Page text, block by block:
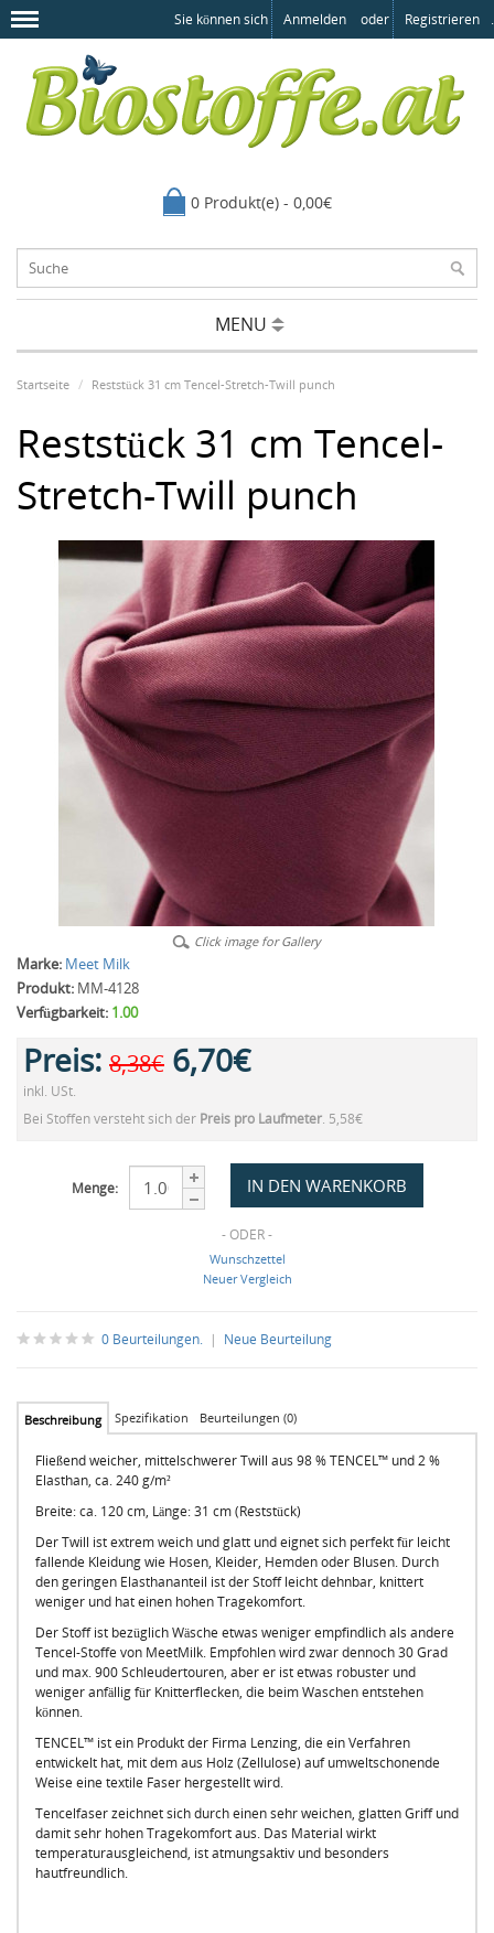
Sie können sich Anmelden oder Registrieren .
0 Produkt(e) - 0,00€
MENU
Startseite Reststück 31 cm Tencel-Stretch-Twill punch
Reststück 31 cm Tencel-
Stretch-Twill punch
Click image for Gallery
Marke: Meet Milk
Produkt: MM-4128
Verfügbarkeit: 1.00
Preis: 8,38€ 6,70€
inkl. USt.
Bei Stoffen versteht sich der Preis pro Laufmeter. 5,58€
Menge:
- ODER -
Wunschzettel
Neuer Vergleich
0 Beurteilungen. | Neue Beurteilung
Beschreibung Spezifikation Beurteilungen (0)
Fließend weicher, mittelschwerer Twill aus 98 % TENCEL™ und 2 %
Elasthan, ca. 240 g/m²
Breite: ca. 120 cm, Länge: 31 cm (Reststück)
Der Twill ist extrem weich und glatt und eignet sich perfekt für leicht
fallende Kleidung wie Hosen, Kleider, Hemden oder Blusen. Durch
den geringen Elasthananteil ist der Stoff leicht dehnbar, knittert
weniger und hat einen hohen Tragekomfort.
Der Stoff ist bezüglich Wäsche etwas weniger empfindlich als andere
Tencel-Stoffe von MeetMilk. Empfohlen wird zwar dennoch 30 Grad
und max. 900 Schleudertouren, aber er ist etwas robuster und
weniger anfällig für Knitterflecken, die beim Waschen entstehen
können.
TENCEL™ ist ein Produkt der Firma Lenzing, die ein Verfahren
entwickelt hat, mit dem aus Holz (Zellulose) auf umweltschonende
Weise eine textile Faser hergestellt wird.
Tencelfaser zeichnet sich durch einen sehr weichen, glatten Griff und
damit sehr hohen Tragekomfort aus. Das Material wirkt
temperaturausgleichend, ist atmungsaktiv und besonders
hautfreundlich.